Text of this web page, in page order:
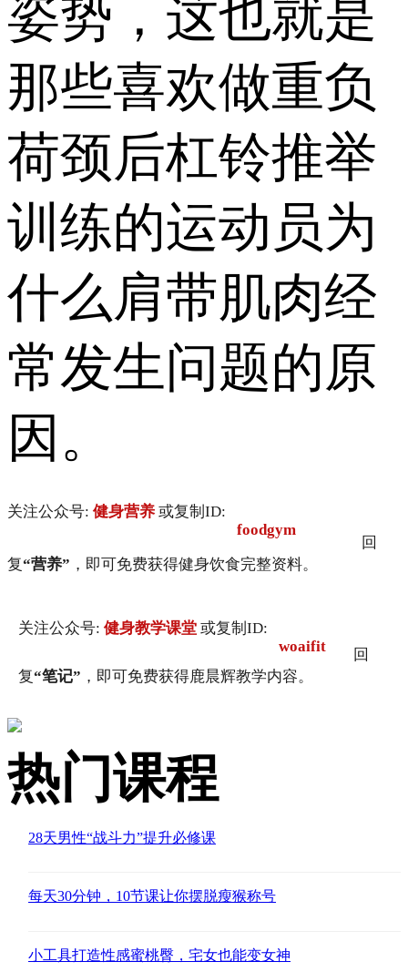
姿势，这也就是
那些喜欢做重负
荷颈后杠铃推举
训练的运动员为
什么肩带肌肉经
常发生问题的原
因。
关注公众号: 健身营养 或复制ID:
foodgym
回
复“营养” ，即可免费获得健身饮食完整资料。
关注公众号: 健身教学课堂 或复制ID:
woaifit
回
复“笔记” ，即可免费获得鹿晨辉教学内容。
热门课程
28天男性“战斗力”提升必修课
每天30分钟，10节课让你摆脱瘦猴称号
小工具打造性感蜜桃臀，宅女也能变女神